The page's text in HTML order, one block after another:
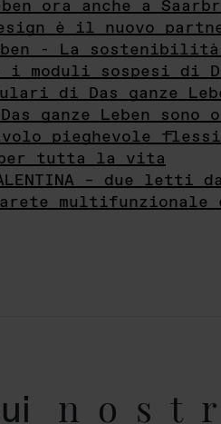
ora anche a
è il nuovo
- La
i moduli sospesi di
di Das ganze
ganze Leben sono
pieghevole
per tutta la vita
– due letti